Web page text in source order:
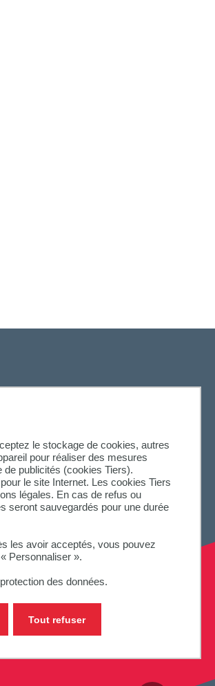
le stockage de cookies, autres
pour réaliser des mesures
publicités (cookies Tiers).
le site Internet. Les cookies Tiers
légales. En cas de refus ou
seront sauvegardés pour une durée
les avoir acceptés, vous pouvez
Personnaliser ».
des données.
Tout refuser